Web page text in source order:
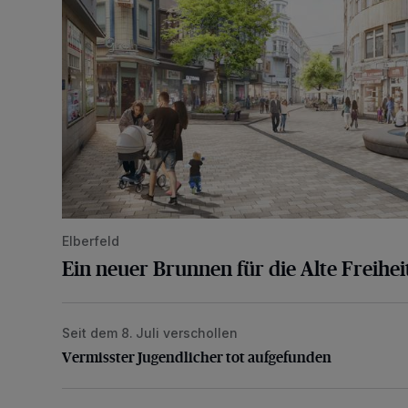
Elberfeld
Ein neuer Brunnen für die Alte
Vermisster Jugendlicher tot aufgefunden
Seit dem 8. Juli verschollen
Vermisster Jugendlicher tot aufgefunden